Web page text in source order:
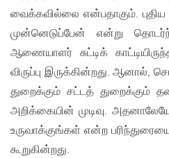
வைக்கவில்லை என்பதாகும்.
முன்னெடுப்பேன் என்று
ஆணையாளர் சுட்டிக்
விருப்பு இருக்கின்றது. ஆனால்,
துறைக்கும் சட்டத்
அறிக்கையின் முடிவு.
உருவாக்குங்கள் என்ற
கூறுகின்றது.